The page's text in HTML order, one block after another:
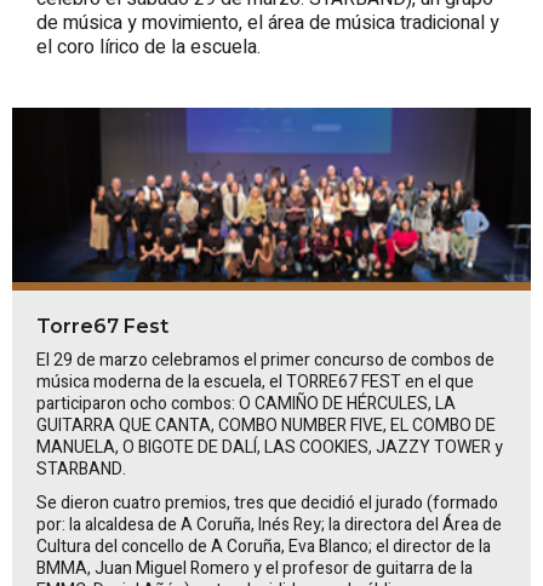
de música y movimiento, el área de música tradicional y
el coro lírico de la escuela.
Torre67 Fest
El 29 de marzo celebramos el primer concurso de combos de
música moderna de la escuela, el TORRE67 FEST en el que
participaron ocho combos:O CAMIÑO DE HÉRCULES, LA
GUITARRA QUE CANTA, COMBO NUMBER FIVE, EL COMBO DE
MANUELA, O BIGOTE DE DALÍ, LAS COOKIES, JAZZY TOWERy
STARBAND.
Se dieron cuatro premios, tres que decidió el jurado (formado
por: la alcaldesa de A Coruña, Inés Rey; la directora del Área de
Cultura del concello de A Coruña, Eva Blanco; el director de la
BMMA, Juan Miguel Romero y el profesor de guitarra de la